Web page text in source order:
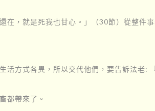
，就是死我也甘心。」（30節）從整件
方式各異，所以交代他們，要告訴法老:
都帶來了。